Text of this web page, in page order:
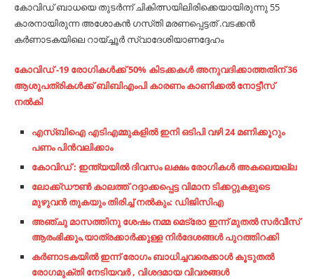
കോവിഡ് ബാധയെ തുടർന്ന് ചികിത്സയിലിരിക്കെയായിരുന്നു 55
കാരനായിരുന്ന അശോകൻ ഗസ്‌തി മരണപ്പെട്ടത് .വടക്കൻ
കർണാടകയിലെ റായ്ച്ചൂർ സ്വാദേശിയാണദ്ദേഹം
കോവിഡ് -19 രോഗികൾക്ക് 50% കിടക്കകൾ അനുവദിക്കാത്തതിന് 36
ആശുപത്രികൾക്ക് ബിബിഎംപി കാരണം കാണിക്കൽ നോട്ടീസ്
നൽകി
എസ്ബിഐ എടിഎമ്മുകളില്‍ ഇനി ഒടിപി വഴി 24 മണിക്കൂറും
പണം പിന്‍വലിക്കാം
കോവിഡ് : ഇന്ത്യയില്‍ ദിവസം ലക്ഷം രോ​ഗികള്‍ അകലെയല്ല
ലോക്ക്ഡൗൺ കാലത്ത് റദ്ദാക്കപ്പെട്ട വിമാന ടിക്കറ്റുകളുടെ
മുഴുവൻ തുകയും തിരിച്ച് നൽകും: ഡിജിസിഎ
അഞ്ചു മാസത്തിനു ശേഷം നമ്മ മെട്രോ ഇന്ന് മുതൽ സർവീസ്
ആരംഭിക്കും,യാത്രക്കാർക്കുള്ള നിർദേശങ്ങൾ പുറത്തിറക്കി
കർണാടകയിൽ ഇന്ന് രോഗം ബാധിച്ചവരെക്കാൾ കൂടുതൽ
രോഗമുക്തി നേടിയവർ , വിശദമായ വിവരങ്ങൾ